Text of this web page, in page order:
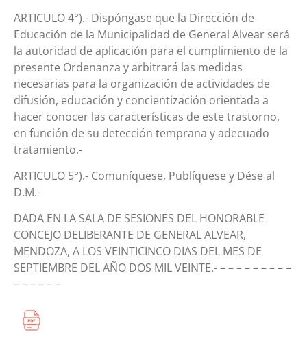
ARTICULO 4°).- Dispóngase que la Dirección de
Educación de la Municipalidad de General Alvear será
la autoridad de aplicación para el cumplimiento de la
presente Ordenanza y arbitrará las medidas
necesarias para la organización de actividades de
difusión, educación y concientización orientada a
hacer conocer las características de este trastorno,
en función de su detección temprana y adecuado
tratamiento.-
ARTICULO 5°).- Comuníquese, Publíquese y Dése al
D.M.-
DADA EN LA SALA DE SESIONES DEL HONORABLE
CONCEJO DELIBERANTE DE GENERAL ALVEAR,
MENDOZA, A LOS VEINTICINCO DIAS DEL MES DE
SEPTIEMBRE DEL AÑO DOS MIL VEINTE.- – – – – – – – – –
– – – – – –